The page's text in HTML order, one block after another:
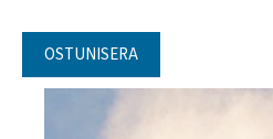
OSTUNISERA